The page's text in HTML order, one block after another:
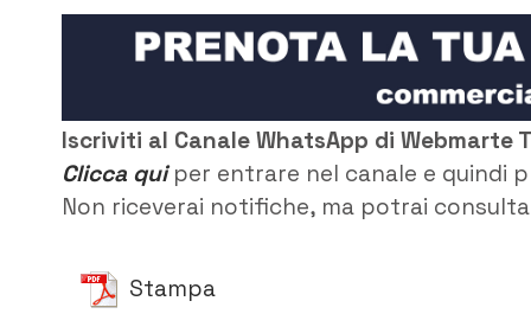
Iscriviti al Canale WhatsApp di Webmarte
Clicca quiper entrare nel canale e quindi
Non riceverai notifiche, ma potrai
Stampa